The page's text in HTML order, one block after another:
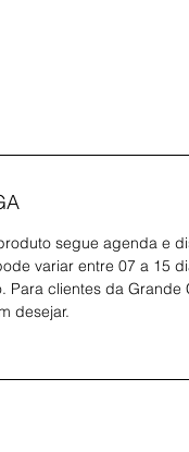
segue agenda e
variar entre 07 a 15
clientes da Grande
desejar.